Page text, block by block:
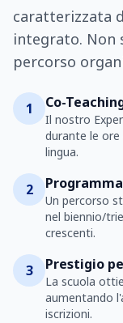
caratterizzata
integrato. Non
percorso
1 Co-
Il nostro
durante le
lingua.
2
Un percorso
nel biennio/
crescenti.
3 Prestigio
La scuola
aumentando
iscrizioni.